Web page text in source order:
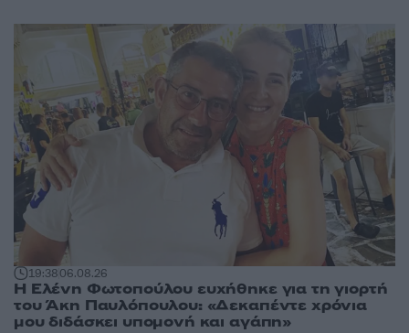
19:3806.08.26
Η Ελένη Φωτοπούλου ευχήθηκε για τη γιορτή
του Άκη Παυλόπουλου: «Δεκαπέντε χρόνια
μου διδάσκει υπομονή και αγάπη»